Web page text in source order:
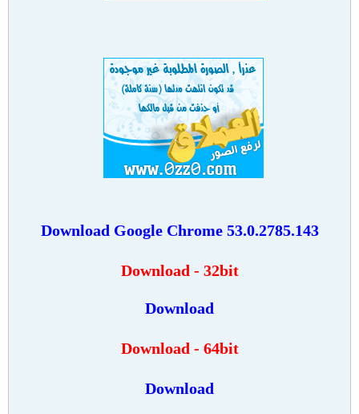
Download Google Chrome 53.0.2785.143
Download - 32bit
Download
Download - 64bit
Download